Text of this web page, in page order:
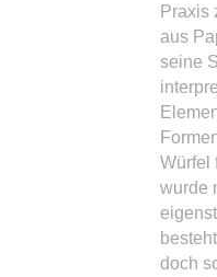
Praxis
aus
seine
Würfel
wurde
doch